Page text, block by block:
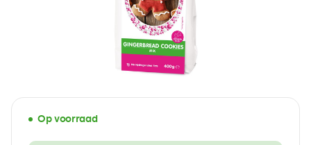
Op voorraad